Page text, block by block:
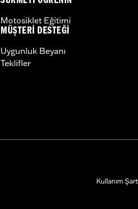
Motosiklet Eğitimi
MÜŞTERI DESTEĞI
Uygunluk Beyanı
Teklifler
Kullanım